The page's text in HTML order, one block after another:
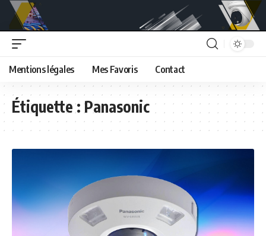
Mentions légales Mes Favoris Contact
Étiquette :Panasonic